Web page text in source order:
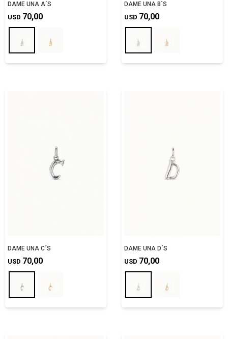
DAME UNA A´S
USD 70,00
DAME UNA B´S
USD 70,00
DAME UNA C´S
USD 70,00
DAME UNA D´S
USD 70,00